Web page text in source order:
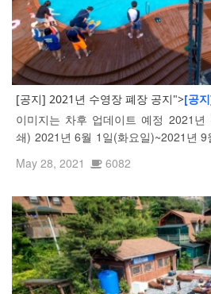
[공지] 2021년 수영장 폐장 공지">[공
이미지는 차후 업데이트 예정 2021
쇄) 2021년 6월 1일(화요일)~2021년 9
니다. 한낮 수영장을 가득 메인 로글리
May 28, 2021 6082